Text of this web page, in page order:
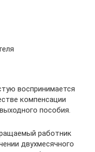
воспринимается
компенсации
пособия.
работник
двухмесячного